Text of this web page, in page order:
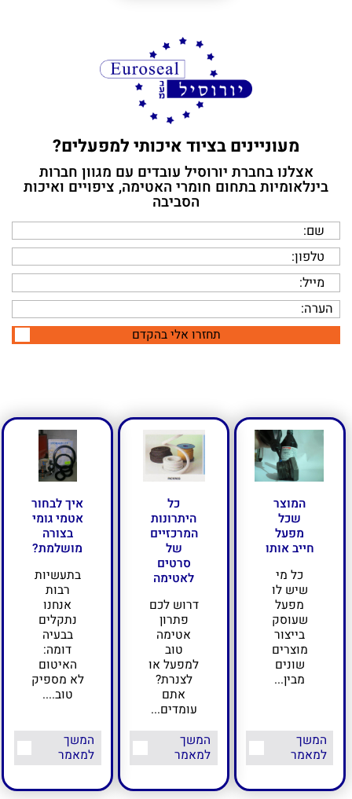
מעוניינים בציוד איכותי למפעלים?
אצלנו בחברת יורוסיל עובדים עם מגוון חברות
בינלאומיות בתחום חומרי האטימה, ציפויים ואיכות
הסביבה
תחזרו אלי בהקדם
המוצר
שכל
מפעל
חייב אותו
כל מי
שיש לו
מפעל
שעוסק
בייצור
מוצרים
שונים
מבין...
המשך
למאמר
כל
היתרונות
המרכזיים
של
סרטים
לאטימה
דרוש לכם
פתרון
אטימה
טוב
למפעל או
לצנרת?
אתם
עומדים...
המשך
למאמר
איך לבחור
אטמי גומי
בצורה
מושלמת?
בתעשיות
רבות
אנחנו
נתקלים
בבעיה
דומה:
האיטום
לא מספיק
טוב....
המשך
למאמר